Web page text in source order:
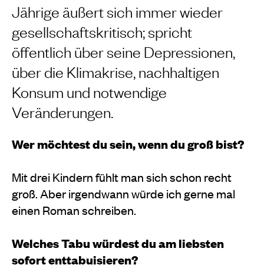
Jährige äußert sich immer wieder
gesellschaftskritisch; spricht
öffentlich über seine Depressionen,
über die Klimakrise, nachhaltigen
Konsum und notwendige
Veränderungen.
​​Wer möchtest du sein, wenn du groß bist?
Mit drei Kindern fühlt man sich schon recht
groß. Aber irgendwann würde ich gerne mal
einen Roman schreiben.
Welches Tabu würdest du am liebsten
sofort enttabuisieren?